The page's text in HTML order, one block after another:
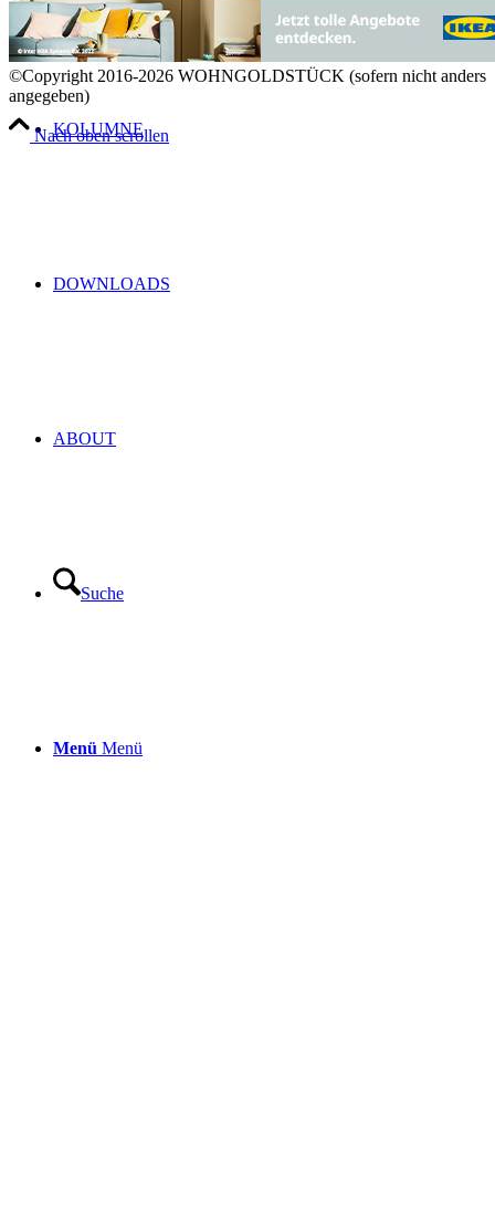
KOLUMNE
DOWNLOADS
ABOUT
Suche
Menü Menü
©Copyright 2016-2026 WOHNGOLDSTÜCK (sofern nicht anders
angegeben)
Nach oben scrollen